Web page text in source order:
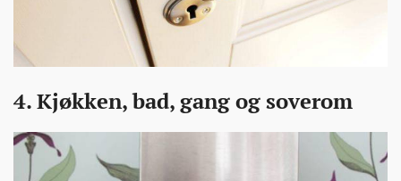
4. Kjøkken, bad, gang og soverom